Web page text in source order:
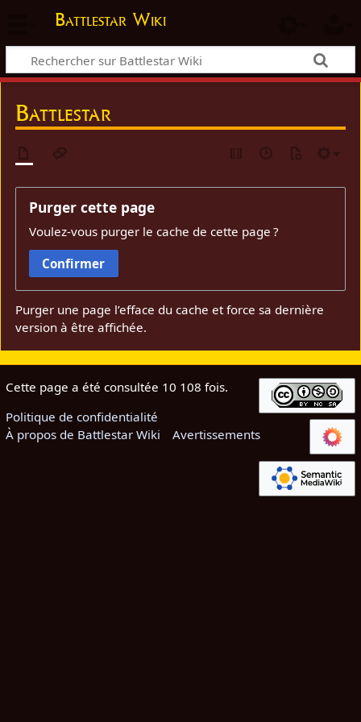
Battlestar Wiki
Battlestar
Purger cette page
Voulez-vous purger le cache de cette page ?
Confirmer
Purger une page l’efface du cache et force sa dernière
version à être affichée.
Cette page a été consultée 10 108 fois.
Politique de confidentialité
À propos de Battlestar Wiki
Avertissements